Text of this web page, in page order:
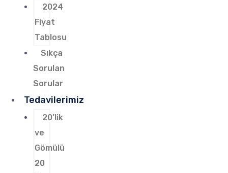
2024
Fiyat
Tablosu
Sıkça
Sorulan
Sorular
Tedavilerimiz
20’lik
ve
Gömülü
20